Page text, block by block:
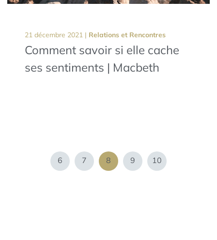
21 décembre 2021 | Relations et Rencontres
Comment savoir si elle cache
ses sentiments | Macbeth
6 7 8 9 10